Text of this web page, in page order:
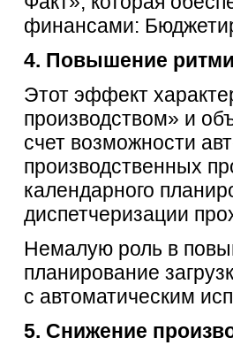
финансами:
4. Повышение
Этот эффект
производством» и
счет возможности
производственных
календарного
диспетчеризации
Немалую роль в
планирование
с автоматическим
5. Снижение